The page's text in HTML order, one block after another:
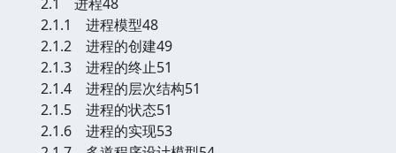
2.1.1 进程模型48
2.1.2 进程的创建49
2.1.3 进程的终止51
2.1.4 进程的层次结构51
2.1.5 进程的状态51
2.1.6 进程的实现53